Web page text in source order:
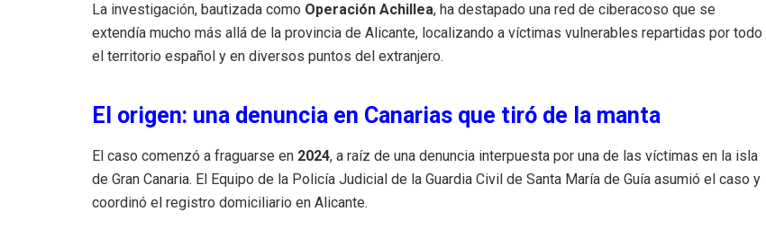
La investigación, bautizada como Operación Achillea, ha destapado una red de ciberacoso que se
extendía mucho más allá de la provincia de Alicante, localizando a víctimas vulnerables repartidas por todo
el territorio español y en diversos puntos del extranjero.
El origen: una denuncia en Canarias que tiró de la manta
El caso comenzó a fraguarse en 2024, a raíz de una denuncia interpuesta por una de las víctimas en la isla
de Gran Canaria. El Equipo de la Policía Judicial de la Guardia Civil de Santa María de Guía asumió el caso y
coordinó el registro domiciliario en Alicante.